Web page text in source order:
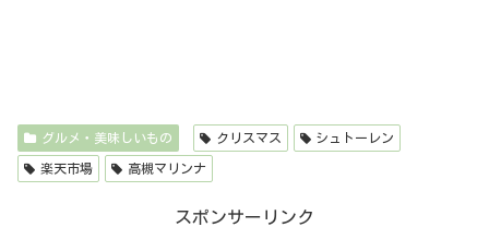
グルメ・美味しいもの クリスマス シュトーレン
楽天市場 高槻マリンナ
スポンサーリンク